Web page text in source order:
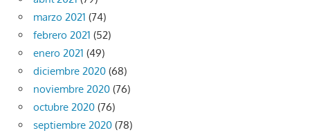
marzo 2021 (74)
febrero 2021 (52)
enero 2021 (49)
diciembre 2020 (68)
noviembre 2020 (76)
octubre 2020 (76)
septiembre 2020 (78)